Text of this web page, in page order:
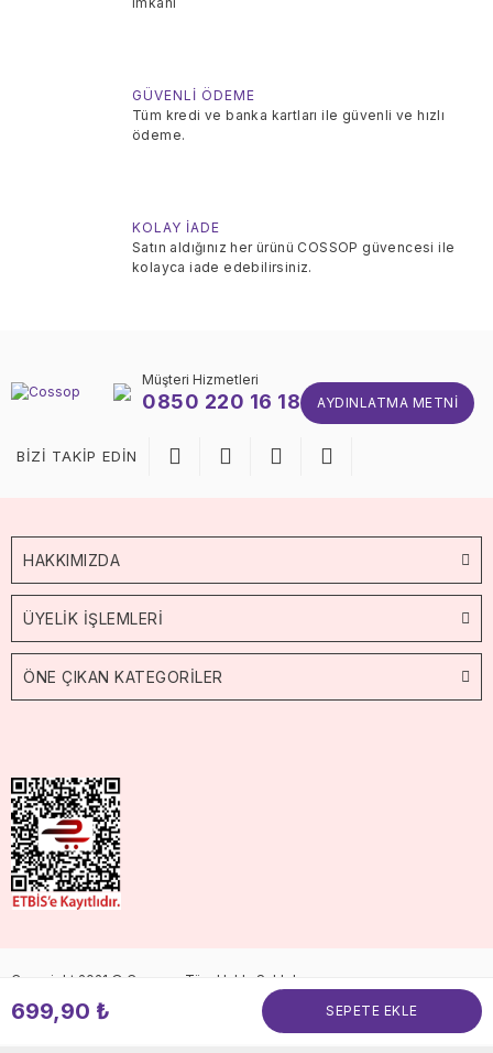
699,90 ₺ SEPETE EKLE
GÜVENLİ ÖDEME
Tüm kredi ve banka kartları ile güvenli ve hızlı
ödeme.
KOLAY İADE
Satın aldığınız her ürünü COSSOP güvencesi ile
kolayca iade edebilirsiniz.
Müşteri Hizmetleri
0850 220 16 18 AYDINLATMA METNI
BİZİ TAKİP EDİN
HAKKIMIZDA
ÜYELİK İŞLEMLERİ
ÖNE ÇIKAN KATEGORİLER
Copyright 2021 © Cossop. Tüm Hakkı Saklıdır.